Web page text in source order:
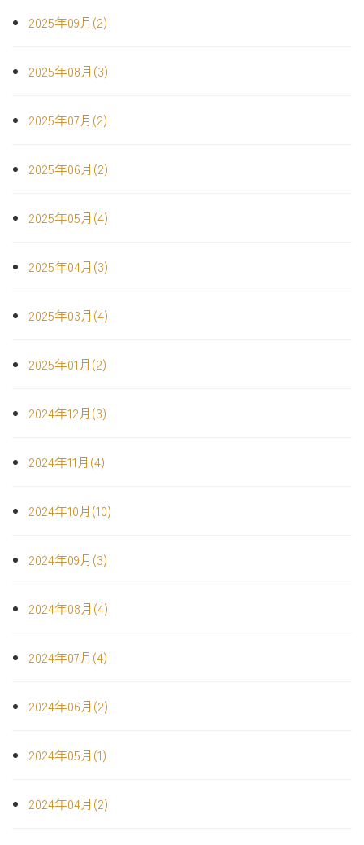
2025年09月(2)
2025年08月(3)
2025年07月(2)
2025年06月(2)
2025年05月(4)
2025年04月(3)
2025年03月(4)
2025年01月(2)
2024年12月(3)
2024年11月(4)
2024年10月(10)
2024年09月(3)
2024年08月(4)
2024年07月(4)
2024年06月(2)
2024年05月(1)
2024年04月(2)